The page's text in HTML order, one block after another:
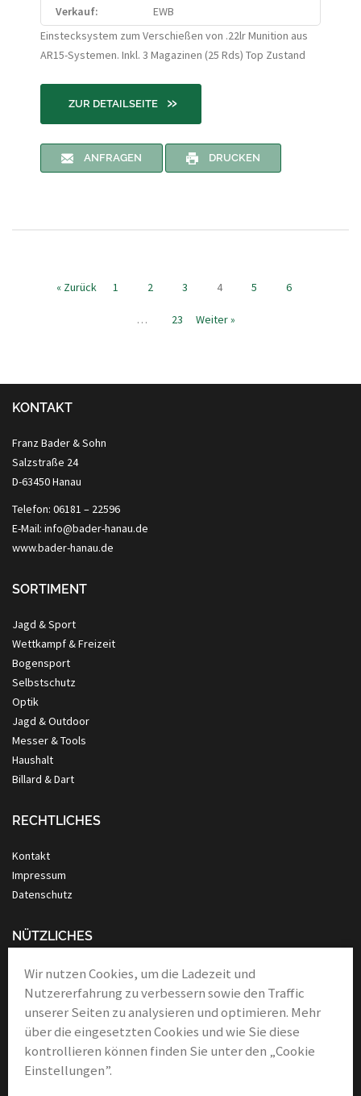
Verkauf:
EWB
Einstecksystem zum Verschießen von .22lr Munition aus
AR15-Systemen. Inkl. 3 Magazinen (25 Rds) Top Zustand
ZUR DETAILSEITE »
ANFRAGEN DRUCKEN
« Zurück 1 2 3 4 5 6
… 23 Weiter »
KONTAKT
Franz Bader & Sohn
Salzstraße 24
D-63450 Hanau
Telefon: 06181 – 22596
E-Mail: info@bader-hanau.de
www.bader-hanau.de
SORTIMENT
Jagd & Sport
Wettkampf & Freizeit
Bogensport
Selbstschutz
Optik
Jagd & Outdoor
Messer & Tools
Haushalt
Billard & Dart
RECHTLICHES
Kontakt
Impressum
Datenschutz
NÜTZLICHES
Anleitung Nassrasur
Verbände
Links & Partner
Wir nutzen Cookies, um die Ladezeit und
Nutzererfahrung zu verbessern sowie den Traffic
unserer Seiten zu analysieren und optimieren. Mehr
über die eingesetzten Cookies und wie Sie diese
kontrollieren können finden Sie unter den „Cookie
Einstellungen”.